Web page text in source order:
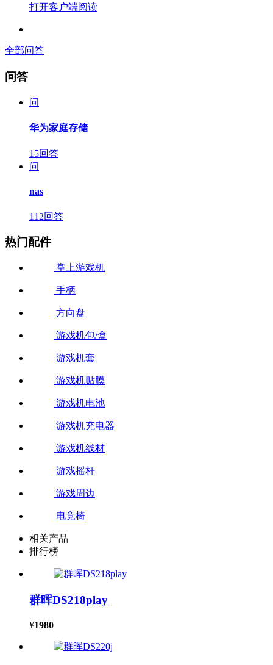
打开客户端阅读
全部问答
问答
问
华为家庭存储
15回答
问
nas
112回答
热门配件
掌上游戏机
手柄
方向盘
游戏机包/盒
游戏机套
游戏机贴膜
游戏机电池
游戏机充电器
游戏机线材
游戏摇杆
游戏周边
电竞椅
相关产品
排行榜
群晖DS218play
¥1980